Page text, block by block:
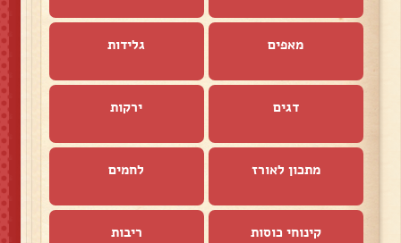
מאפים גלידות
דגים ירקות
מתכון לאורז לחמים
קינוחי כוסות ריבות